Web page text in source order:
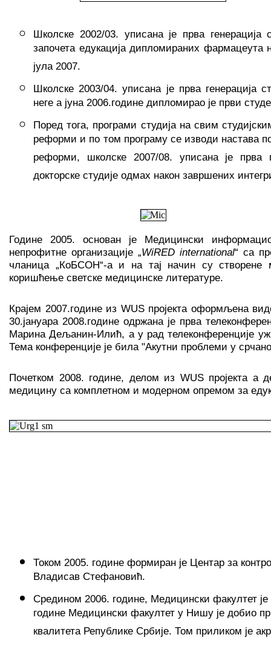
Школске 2002/03. уписана је прва
започета едукација дипломираних
јула 2007.
Школске 2003/04. уписана је прва генерација
неге a јуна 2006.године дипломирао је први
Поред тога, програми студија на свим
реформи и по том програму се изводи настава
реформи, школске 2007/08. уписана је прва
докторске студије одмах након завршених
Године 2005. основан је Медицински
непрофитне организације „WiRED international“ са
чланица „КoБСОН“-а и на тај начин су створене
коришћење светске медицинске литературе.
Крајем 2007.године из WUS пројекта оформљена
30.јануара 2008.године одржана је прва
Марина Дељанин-Илић, а у рад телеконференције
Тема конференције је била "Акутни проблеми у
Почетком 2008. године, делом из WUS пројекта а
медицину са комплетном и модерном опремом за
Током 2005. године формиран је Центар за
Владисав Стефановић.
Средином 2006. године, Медицински факултет је
године Медицински факултет у Нишу је добио
квалитета Републике Србије. Том приликом је